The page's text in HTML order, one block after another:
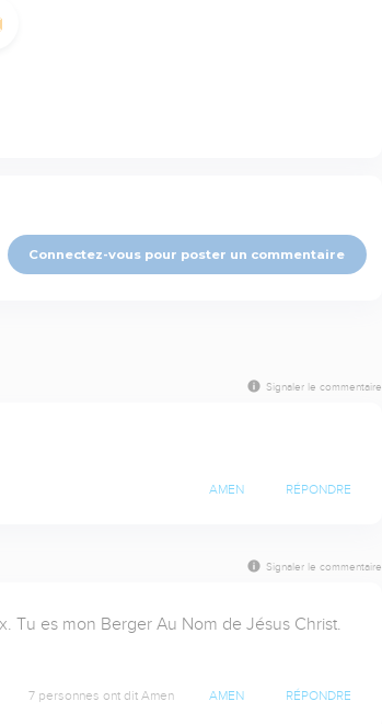
Connectez-vous pour poster un commentaire
Signaler le commentaire
AMEN RÉPONDRE
Signaler le commentaire
Tu es mon Berger Au Nom de Jésus Christ.
7 personnes ont dit Amen AMEN RÉPONDRE